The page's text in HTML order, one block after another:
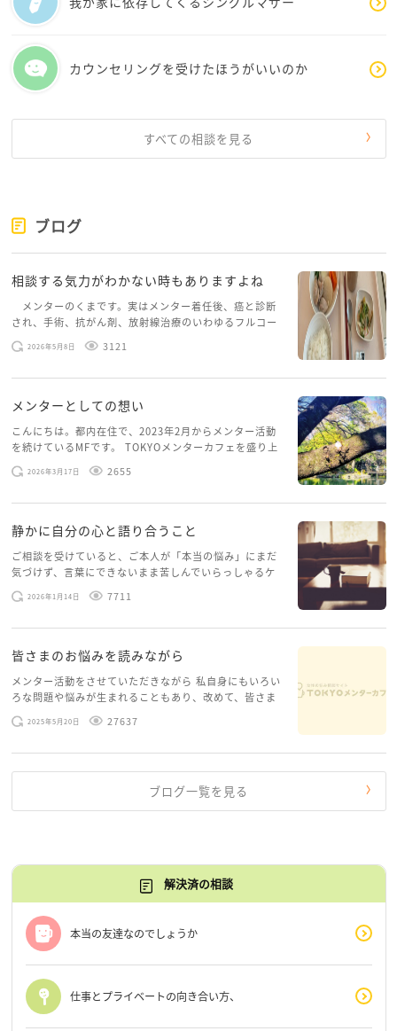
ですから、そちらを最優先にしてくださいね
何もお母さんのために、ももさんが危害を加えて悪者
になる必要はないんですよ
ご自分を大切にしてください^ - ^
カウンセリングを受けたほうがいいのか
すべての相談を見る
ブログ
相談する気力がわかない時もありますよね
メンターのくまです。実はメンター着任後、癌と診断
され、手術、抗がん剤、放射線治療のいわゆるフルコー
スを体験していて、しばらくメンターカフェに来られて
いませんでした。体力だけでなく、気力も落ちパソコン
2026年5月8日 3121
メンターとしての想い
こんにちは。都内在住で、2023年2月からメンター活動
を続けているMFです。 TOKYOメンターカフェを盛り上
げたいという想いから、勇気を出して初めてブログを投
稿してみようと思います。少し自分のことを書いてみま
2026年3月17日 2655
静かに自分の心と語り合うこと
ご相談を受けていると、ご本人が「本当の悩み」にまだ
気づけず、言葉にできないまま苦しんでいらっしゃるケ
ースがありますお悩みというのは、心の深いところ（深
層心理）に触れることで、まったく違う角度から解決の
2026年1月14日 7711
皆さまのお悩みを読みながら
メンター活動をさせていただきながら 私自身にもいろい
ろな問題や悩みが生まれることもあり、改めて、皆さま
のお悩みを読みながら 「みんな、もがいてる。わたし
だけじゃないんだな」と、逆に励まされるような日々で
2025年5月20日 27637
ブログ一覧を見る
解決済の相談
本当の友達なのでしょうか
仕事とプライベートの向き合い方、